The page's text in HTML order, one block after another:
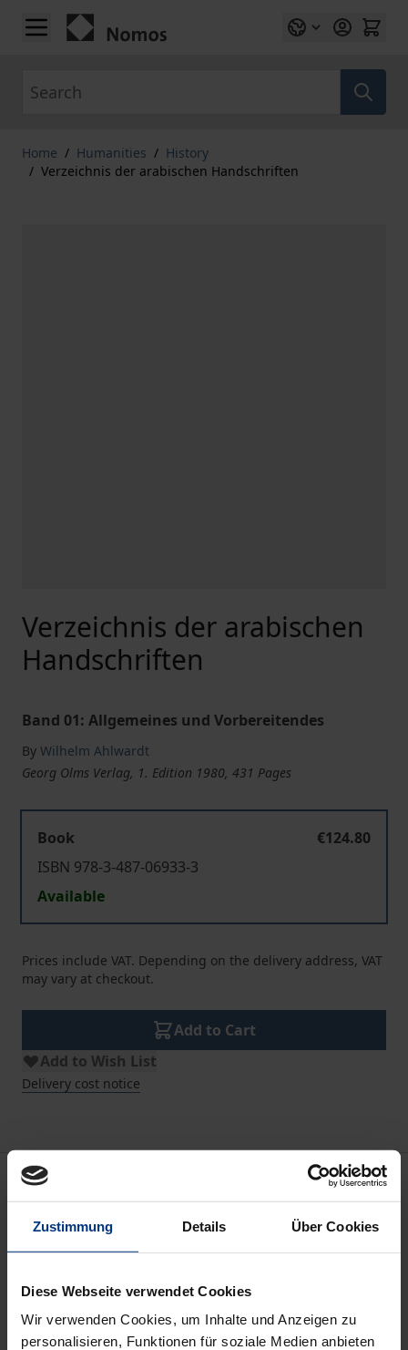
Zustimmung Details Über Cookies
Diese Webseite verwendet Cookies
Wir verwenden Cookies, um Inhalte und Anzeigen zu
personalisieren, Funktionen für soziale Medien anbieten
Skip to Content
Home / Humanities / History
/ Verzeichnis der arabischen Handschriften
Verzeichnis der arabischen
Handschriften
Band 01: Allgemeines und Vorbereitendes
By Wilhelm Ahlwardt
Georg Olms Verlag, 1. Edition 1980, 431 Pages
Book
€124.80
ISBN 978-3-487-06933-3
Available
Prices include VAT. Depending on the delivery address, VAT
may vary at checkout.
Add to Cart
Add to Wish List
Delivery cost notice
Bibliographical data
978-3-487-06933-3